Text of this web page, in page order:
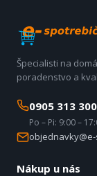
Špecialisti na
poradenstvo a
0905 313 300
Po – Pi: 9:00 –
Nákup u nás